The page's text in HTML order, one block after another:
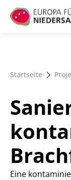
Direkt
zum
Magazin
Startseite
Eine